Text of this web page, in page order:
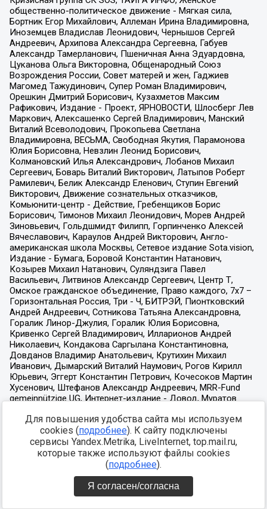
Для повышения удобства сайта мы используем
cookies (подробнее). К сайту подключены
сервисы Yandex.Metrika, LiveInternet, top.mail.ru,
которые также используют файлы cookies
(подробнее).
Я согласен/согласна